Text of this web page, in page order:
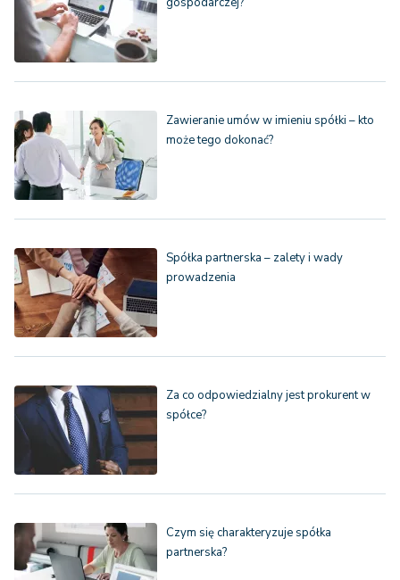
Zawieranie umów w imieniu spółki – kto
może tego dokonać?
Spółka partnerska – zalety i wady
prowadzenia
Za co odpowiedzialny jest prokurent w
spółce?
Czym się charakteryzuje spółka
partnerska?